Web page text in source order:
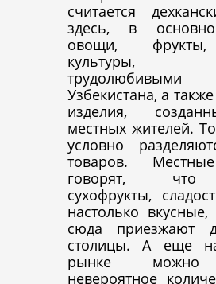
считается
здесь, в
овощи,
культуры,
трудолюбивыми
Узбекистана, а
изделия,
местных жителей.
условно
товаров.
говорят, что
сухофрукты,
настолько
сюда приезжают
столицы. А еще
рынке можно
невероятное